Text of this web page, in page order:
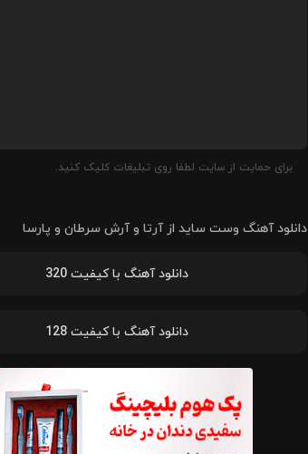
برای حمایت از سایت لطفا روی تبلیغات کلیک کنید.
دانلود آهنگ وست ساید ازآرتا و آرش سرطان و پارسا
دانلود آهنگ با کیفیت 320
دانلود آهنگ با کیفیت 128